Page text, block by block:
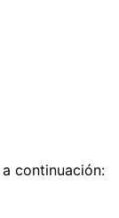
continuación: